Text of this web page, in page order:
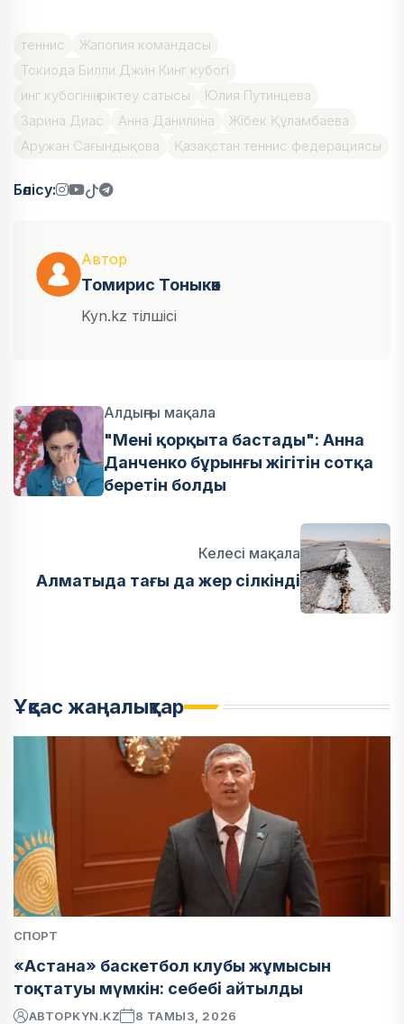
теннис
Жапопия командасы
Токиода Билли Джин Кинг кубогі
инг кубогінің іріктеу сатысы
Юлия Путинцева
Зарина Диас
Анна Данилина
Жібек Құламбаева
Аружан Сағындықова
Қазақстан теннис федерациясы
Бөлісу:
Автор
Томирис Тоныкөк
Kyn.kz тілшісі
Алдыңғы мақала
"Мені қорқыта бастады": Анна
Данченко бұрынғы жігітін сотқа
беретін болды
Келесі мақала
Алматыда тағы да жер сілкінді
Ұқсас жаңалықтар
СПОРТ
«Астана» баскетбол клубы жұмысын
тоқтатуы мүмкін: себебі айтылды
АВТОРKYN.KZ 8 ТАМЫЗ, 2026